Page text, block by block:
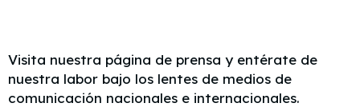
Visita nuestra página de prensa y entérate de
nuestra labor bajo los lentes de medios de
comunicación nacionales e internacionales.